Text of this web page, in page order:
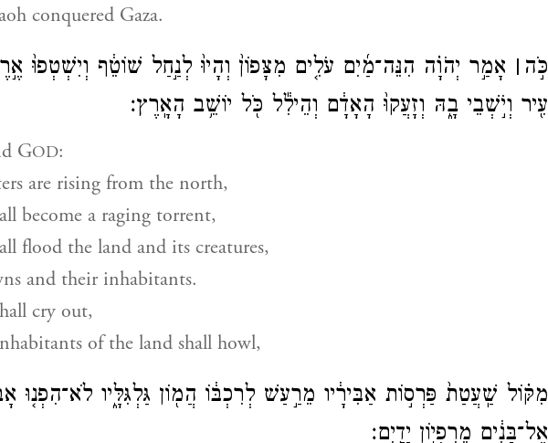
conquered Gaza.
כֹּ֣ה ׀ אָמַ֣ר יְהֹוָ֗ה הִנֵּה־מַ֜יִם עֹלִ֤ים מִצָּפוֹן֙ וְהָיוּ֙ לְנַ֣חַל שׁוֹטֵ֔ף וְיִשְׁטְפוּ֙
עִ֖יר וְיֹ֣שְׁבֵי בָ֑הּ וְזָעֲקוּ֙ הָאָדָ֔ם וְהֵילִ֕ל כֹּ֖ל יוֹשֵׁ֥ב הָאָֽרֶץ׃
GOD:
are rising from the north,
become a raging torrent,
flood the land and its creatures,
and their inhabitants.
cry out,
of the land shall howl,
מִקּ֗וֹל שַֽׁעֲטַת֙ פַּרְס֣וֹת אַבִּירָ֔יו מֵרַ֣עַשׁ לְרִכְבּ֔וֹ הֲמ֖וֹן גַּלְגִּלָּ֑יו לֹא־הִפְנ֤וּ
אֶל־בָּנִ֔ים מֵרִפְי֖וֹן יָדָֽיִם׃